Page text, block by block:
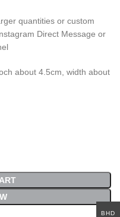
quantities or custom
Direct Message or
about 4.5cm, width about
BHD